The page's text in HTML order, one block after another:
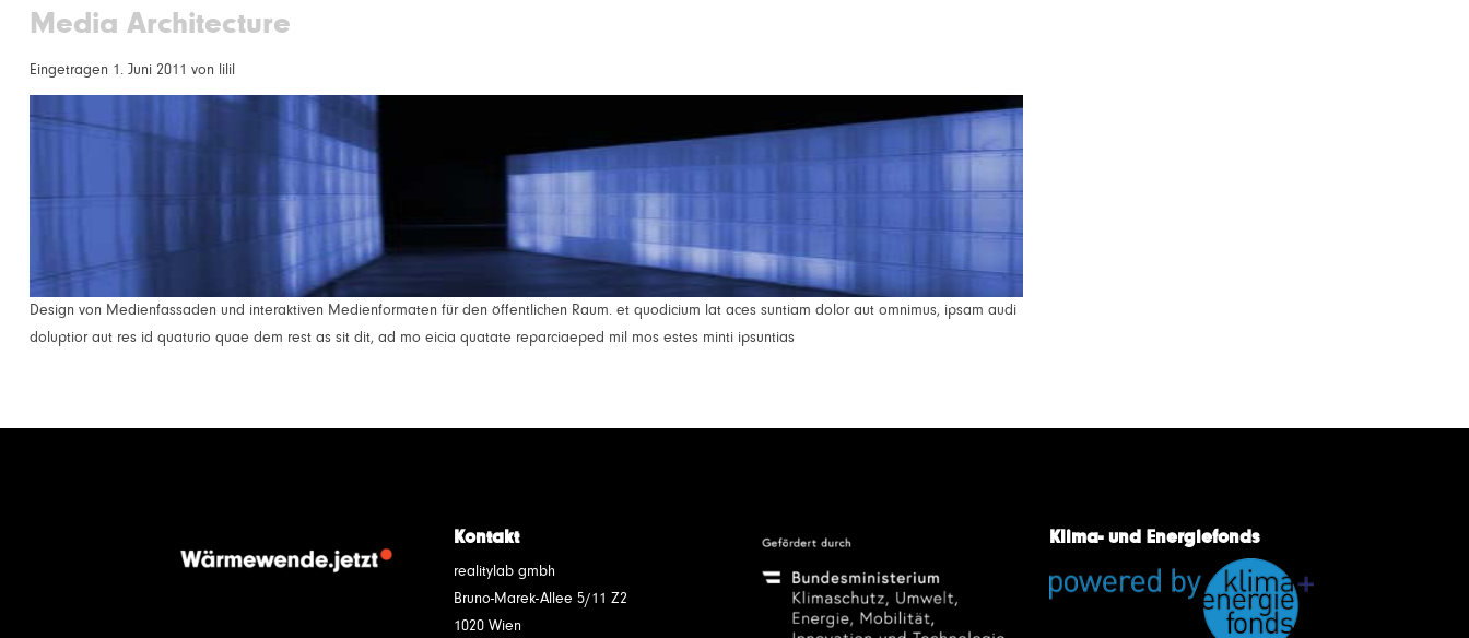
Media Architecture
Eingetragen 1. Juni 2011 von lilil
Design von Medienfassaden und interaktiven Medienformaten für den öffentlichen Raum. et quodicium lat aces suntiam dolor aut omnimus, ipsam audi
doluptior aut res id quaturio quae dem rest as sit dit, ad mo eicia quatate reparciaeped mil mos estes minti ipsuntias
Kontakt
realitylab gmbh
Bruno-Marek-Allee 5/11 Z2
1020 Wien
Klima- und Energiefonds